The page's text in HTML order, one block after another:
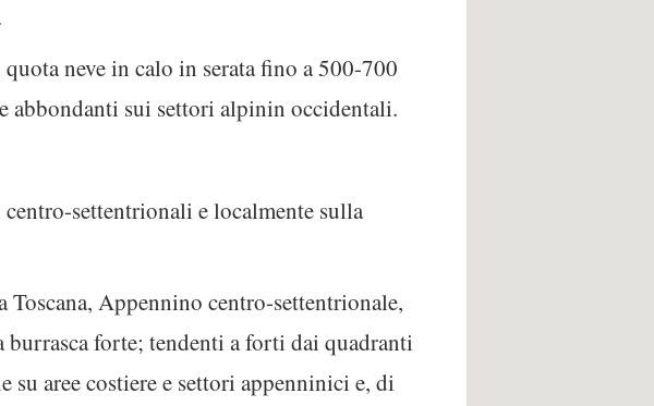
neve in calo in serata fino a 500-700
abbondanti sui settori alpinin occidentali.
settentrionali e localmente sulla
Appennino centro-settentrionale,
forte; tendenti a forti dai quadranti
aree costiere e settori appenninici e, di